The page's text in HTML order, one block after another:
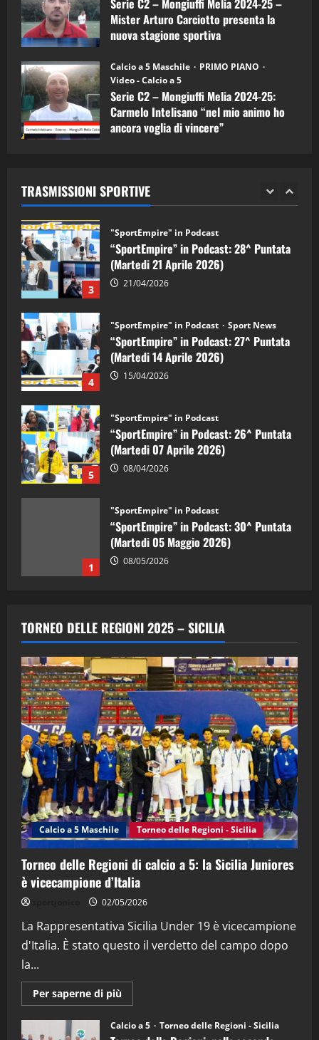
Mister Arturo Carciotto presenta la
nuova stagione sportiva
Calcio a 5 Maschile
PRIMO PIANO
Video - Calcio a 5
Serie C2 – Mongiuffi Melia 2024-25:
Carmelo Intelisano “nel mio animo ho
ancora voglia di vincere”
TRASMISSIONI SPORTIVE
5 08/04/2026
1
“SportEmpire” in Podcast: 30^ Puntata
(Martedi 05 Maggio 2026)
08/05/2026
2 28/04/2026
3
"SportEmpire" in Podcast
“SportEmpire” in Podcast: 28^ Puntata
(Martedi 21 Aprile 2026)
21/04/2026
4
"SportEmpire" in Podcast Sport News
“SportEmpire” in Podcast: 27^ Puntata
(Martedi 14 Aprile 2026)
15/04/2026
5
"SportEmpire" in Podcast
“SportEmpire” in Podcast: 26^ Puntata
(Martedi 07 Aprile 2026)
08/04/2026
1
"SportEmpire" in Podcast
“SportEmpire” in Podcast: 30^ Puntata
(Martedi 05 Maggio 2026)
08/05/2026
2
“SportEmpire” in Podcast: 29^ Puntata
(Martedi 28 Aprile 2026)
3
"SportEmpire" in Podcast
“SportEmpire” in Podcast: 28^ Puntata
(Martedi 21 Aprile 2026)
21/04/2026
4
"SportEmpire" in Podcast Sport News
“SportEmpire” in Podcast: 27^ Puntata
(Martedi 14 Aprile 2026)
15/04/2026
"SportEmpire" in Podcast
“SportEmpire” in Podcast: 26^ Puntata
08/04/2026
TORNEO DELLE REGIONI 2025 – SICILIA
Calcio a 5 Maschile Torneo delle Regioni - Sicilia
Torneo delle Regioni di calcio a 5: la Sicilia Juniores
è vicecampione d’Italia
02/05/2026
La Rappresentativa Sicilia Under 19 è vicecampione
d'Italia. È stato questo il verdetto del campo dopo
la...
Per saperne di più
informazioni
Torneo
delle
Calcio a 5 Torneo delle Regioni - Sicilia